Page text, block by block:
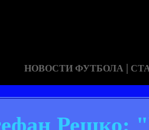
НОВОСТИ ФУТБОЛА |
Решко: